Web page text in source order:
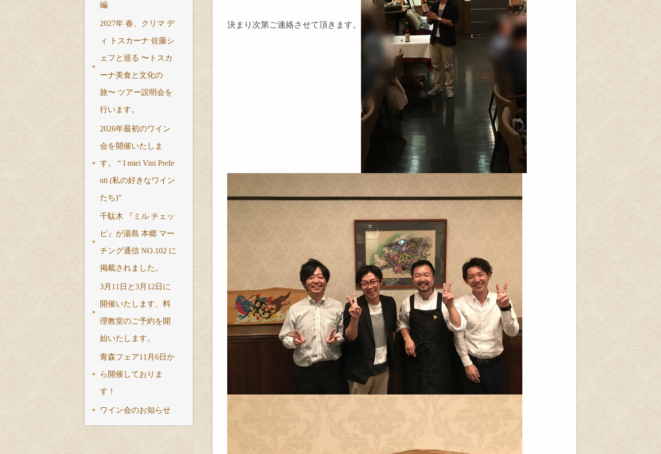
編
2027年 春、クリマ デ
ィ トスカーナ 佐藤シ
ェフと巡る 〜トスカ
ーナ美食と文化の
旅〜 ツアー説明会を
行います。
2026年最初のワイン
会を開催いたしま
す。 “ I miei Vini Prefe
nti (私の好きなワイン
たち)”
千駄木 『ミル チェッ
ピ』が湯島 本郷 マー
チング通信 NO.102 に
掲載されました。
3月11日と3月12日に
開催いたします、料
理教室のご予約を開
始いたします。
青森フェア11月6日か
ら開催しておりま
す！
ワイン会のお知らせ
決まり次第ご連絡させて頂きます。